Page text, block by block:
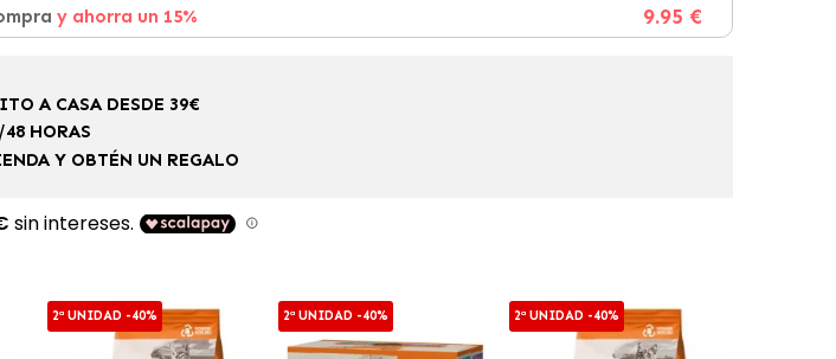
y ahorra un 15% 9.95 €
A CASA DESDE 39€
HORAS
Y OBTÉN UN REGALO
2ª UNIDAD -40% 2ª UNIDAD -40% 2ª UNIDAD -40%